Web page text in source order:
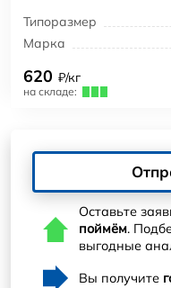
Типоразмер
Марка
620 ₽/кг
на складе:
Оставьте
поймём.
выгодные
Вы получите